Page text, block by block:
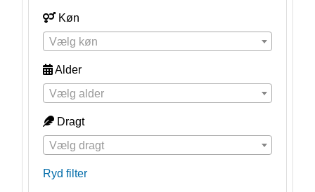
Køn
Vælg køn
Alder
Vælg alder
Dragt
Vælg dragt
Ryd filter